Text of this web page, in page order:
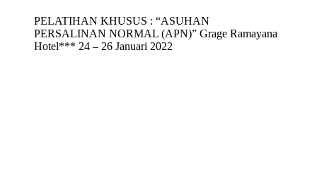
PELATIHAN KHUSUS : “ASUHAN
PERSALINAN NORMAL (APN)” Grage Ramayana
Hotel*** 24 – 26 Januari 2022